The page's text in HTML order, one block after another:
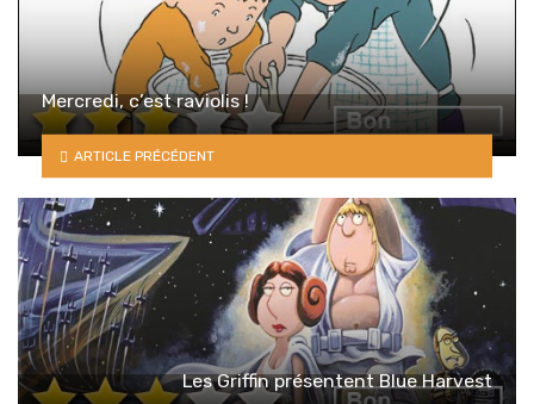
Mercredi, c’est raviolis !
ARTICLE PRÉCÉDENT
Les Griffin présentent Blue Harvest